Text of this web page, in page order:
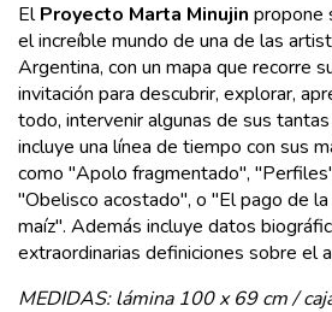
ElProyecto Marta Minujin propone
el increíble mundo de una de las
Argentina, con un mapa que recorre
invitación para descubrir, explorar,
todo, intervenir algunas de sus
incluye una línea de tiempo con sus
como "Apolo fragmentado",
"Obelisco acostado", o "El pago de
maíz". Además incluye datos
extraordinarias definiciones sobre el
MEDIDAS:lámina 100 x 69 cm /